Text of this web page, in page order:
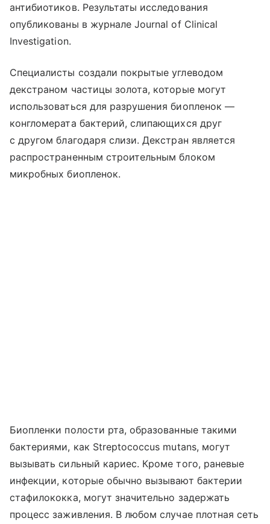
антибиотиков. Результаты исследования
опубликованы в журнале Journal of Clinical
Investigation.
Специалисты создали покрытые углеводом
декстраном частицы золота, которые могут
использоваться для разрушения биопленок —
конгломерата бактерий, слипающихся друг
с другом благодаря слизи. Декстран является
распространенным строительным блоком
микробных биопленок.
Биопленки полости рта, образованные такими
бактериями, как Streptococcus mutans, могут
вызывать сильный кариес. Кроме того, раневые
инфекции, которые обычно вызывают бактерии
стафилококка, могут значительно задержать
процесс заживления. В любом случае плотная сеть